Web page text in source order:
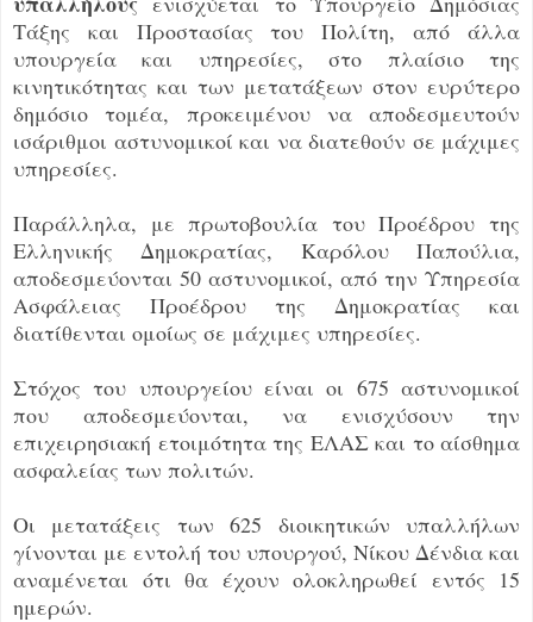
Τάξης και Προστασίας του Πολίτη, από άλλα
υπουργεία και υπηρεσίες, στο πλαίσιο της
κινητικότητας και των μετατάξεων στον ευρύτερο
δημόσιο τομέα, προκειμένου να αποδεσμευτούν
ισάριθμοι αστυνομικοί και να διατεθούν σε μάχιμες
υπηρεσίες.
Παράλληλα, με πρωτοβουλία του Προέδρου της
Ελληνικής Δημοκρατίας, Καρόλου Παπούλια,
αποδεσμεύονται 50 αστυνομικοί, από την Υπηρεσία
Ασφάλειας Προέδρου της Δημοκρατίας και
διατίθενται ομοίως σε μάχιμες υπηρεσίες.
Στόχος του υπουργείου είναι οι 675 αστυνομικοί
που αποδεσμεύονται, να ενισχύσουν την
επιχειρησιακή ετοιμότητα της ΕΛΑΣ και το αίσθημα
ασφαλείας των πολιτών.
Οι μετατάξεις των 625 διοικητικών υπαλλήλων
γίνονται με εντολή του υπουργού, Νίκου Δένδια και
αναμένεται ότι θα έχουν ολοκληρωθεί εντός 15
ημερών.